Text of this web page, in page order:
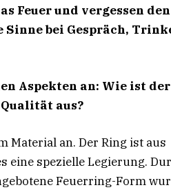
Feuer und vergessen
Sinne bei Gespräch,
Aspekten an: Wie ist der
aus?
Material an. Der Ring ist aus
eine spezielle Legierung.
Feuerring-Form